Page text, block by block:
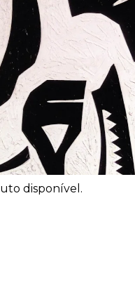
disponível.